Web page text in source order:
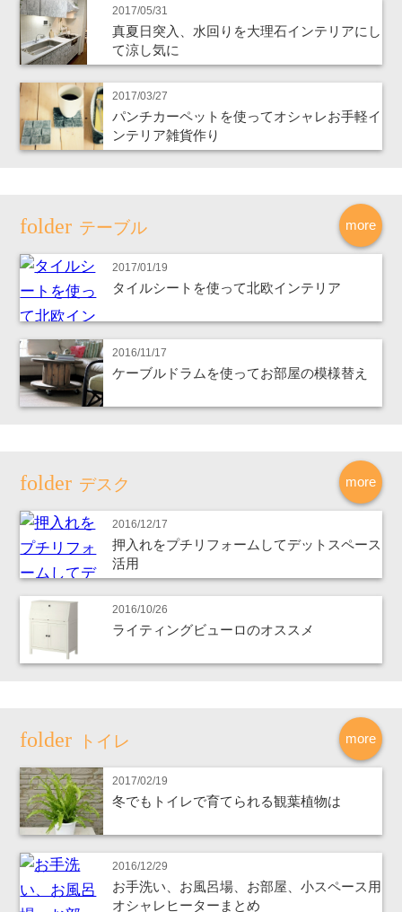
2017/05/31
真夏日突入、水回りを大理石インテリアにし
て涼し気に
2017/03/27
パンチカーペットを使ってオシャレお手軽イ
ンテリア雑貨作り
more
テーブル
2017/01/19
タイルシートを使って北欧インテリア
2016/11/17
ケーブルドラムを使ってお部屋の模様替え
more
デスク
2016/12/17
押入れをプチリフォームしてデットスペース
活用
2016/10/26
ライティングビューロのオススメ
more
トイレ
2017/02/19
冬でもトイレで育てられる観葉植物は
2016/12/29
お手洗い、お風呂場、お部屋、小スペース用
オシャレヒーターまとめ